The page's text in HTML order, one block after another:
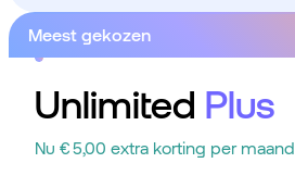
Meest gekozen
Unlimited Plus
Nu € 5,00 extra korting per maand